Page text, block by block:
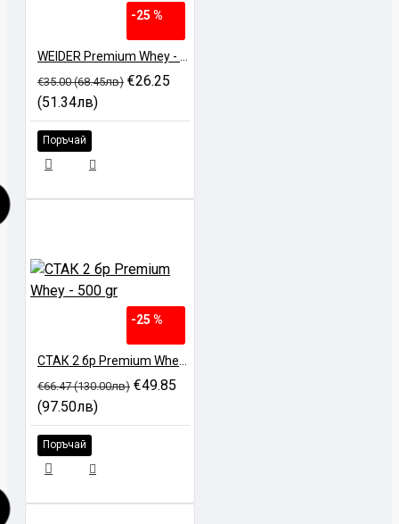
-25 %
WEIDER Premium Whey - 500 gr
€35.00 (68.45лв) €26.25
(51.34лв)
Поръчай
-25 %
СТАК 2 бр Premium Whey - 500 gr
€66.47 (130.00лв) €49.85
(97.50лв)
Поръчай